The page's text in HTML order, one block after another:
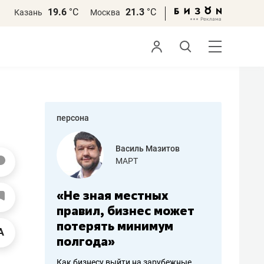
Казань 19.6 °С Москва 21.3 °С
персона
работа
Василь Мазитов
МАРТ
«Не зная местных
правил, бизнес может
потерять минимум
полгода»